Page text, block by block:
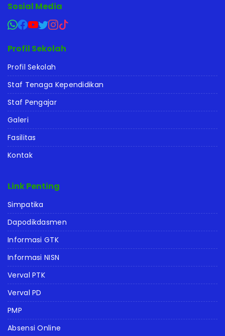
Sosial Media
Profil Sekolah
Profil Sekolah
Staf Tenaga Kependidikan
Staf Pengajar
Galeri
Fasilitas
Kontak
Link Penting
Simpatika
Dapodikdasmen
Informasi GTK
Informasi NISN
Verval PTK
Verval PD
PMP
Absensi Online